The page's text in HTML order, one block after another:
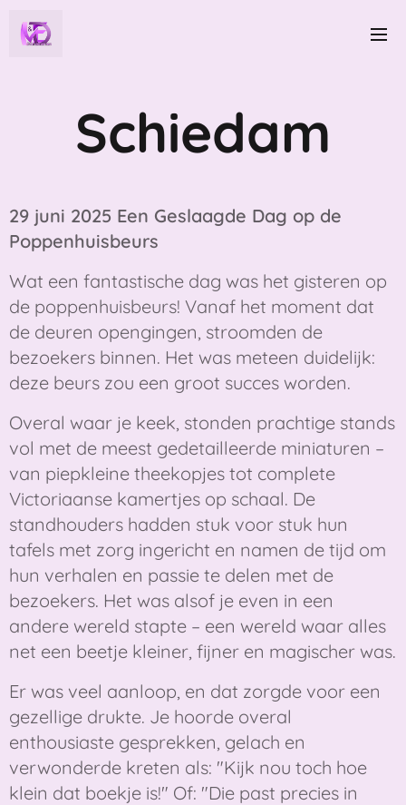
Schiedam
29 juni 2025 Een Geslaagde Dag op de
Poppenhuisbeurs
Wat een fantastische dag was het gisteren op
de poppenhuisbeurs! Vanaf het moment dat
de deuren opengingen, stroomden de
bezoekers binnen. Het was meteen duidelijk:
deze beurs zou een groot succes worden.
Overal waar je keek, stonden prachtige stands
vol met de meest gedetailleerde miniaturen –
van piepkleine theekopjes tot complete
Victoriaanse kamertjes op schaal. De
standhouders hadden stuk voor stuk hun
tafels met zorg ingericht en namen de tijd om
hun verhalen en passie te delen met de
bezoekers. Het was alsof je even in een
andere wereld stapte – een wereld waar alles
net een beetje kleiner, fijner en magischer was.
Er was veel aanloop, en dat zorgde voor een
gezellige drukte. Je hoorde overal
enthousiaste gesprekken, gelach en
verwonderde kreten als: "Kijk nou toch hoe
klein dat boekje is!" Of: "Die past precies in